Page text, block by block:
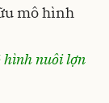
hình nuôi lợn